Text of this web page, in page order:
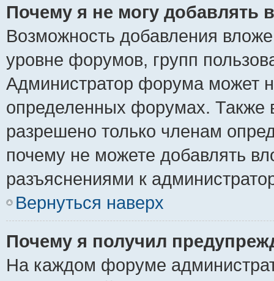
Почему я не могу добавлять
Возможность добавления
уровне форумов, групп
Администратор форума может
определенных форумах. Также
разрешено только членам
почему не можете добавлять
разъяснениями к
Вернуться наверх
Почему я получил
На каждом форуме